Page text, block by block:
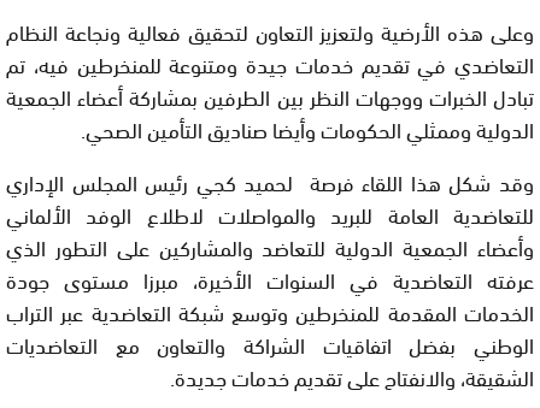
وعلى هذه الأرضية ولتعزيز التعاون لتحقيق فعالية ونجاعة النظام
التعاضدي في تقديم خدمات جيدة ومتنوعة للمنخرطين فيه، تم
تبادل الخبرات ووجهات النظر بين الطرفين بمشاركة أعضاء الجمعية
الدولية وممثلي الحكومات وأيضا صناديق التأمين الصحي.
وقد شكل هذا اللقاء فرصة لحميد كجي رئيس المجلس الإداري
للتعاضدية العامة للبريد والمواصلات لاطلاع الوفد الألماني
وأعضاء الجمعية الدولية للتعاضد والمشاركين على التطور الذي
عرفته التعاضدية في السنوات الأخيرة، مبرزا مستوى جودة
الخدمات المقدمة للمنخرطين وتوسع شبكة التعاضدية عبر التراب
الوطني بفضل اتفاقيات الشراكة والتعاون مع التعاضديات
الشقيقة، والانفتاح على تقديم خدمات جديدة.